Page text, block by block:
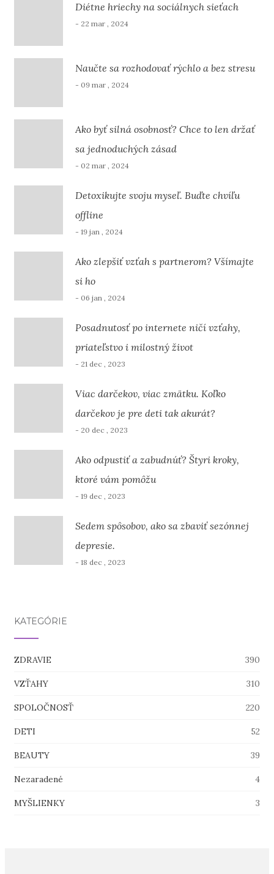
Diétne hriechy na sociálnych sieťach
- 22 mar , 2024
Naučte sa rozhodovať rýchlo a bez stresu
- 09 mar , 2024
Ako byť silná osobnosť? Chce to len držať
sa jednoduchých zásad
- 02 mar , 2024
Detoxikujte svoju myseľ. Buďte chvíľu
offline
- 19 jan , 2024
Ako zlepšiť vzťah s partnerom? Všímajte
si ho
- 06 jan , 2024
Posadnutosť po internete ničí vzťahy,
priateľstvo i milostný život
- 21 dec , 2023
Viac darčekov, viac zmätku. Koľko
darčekov je pre deti tak akurát?
- 20 dec , 2023
Ako odpustiť a zabudnúť? Štyri kroky,
ktoré vám pomôžu
- 19 dec , 2023
Sedem spôsobov, ako sa zbaviť sezónnej
depresie.
- 18 dec , 2023
KATEGÓRIE
ZDRAVIE 390
VZŤAHY 310
SPOLOČNOSŤ 220
DETI 52
BEAUTY 39
Nezaradené 4
MYŠLIENKY 3